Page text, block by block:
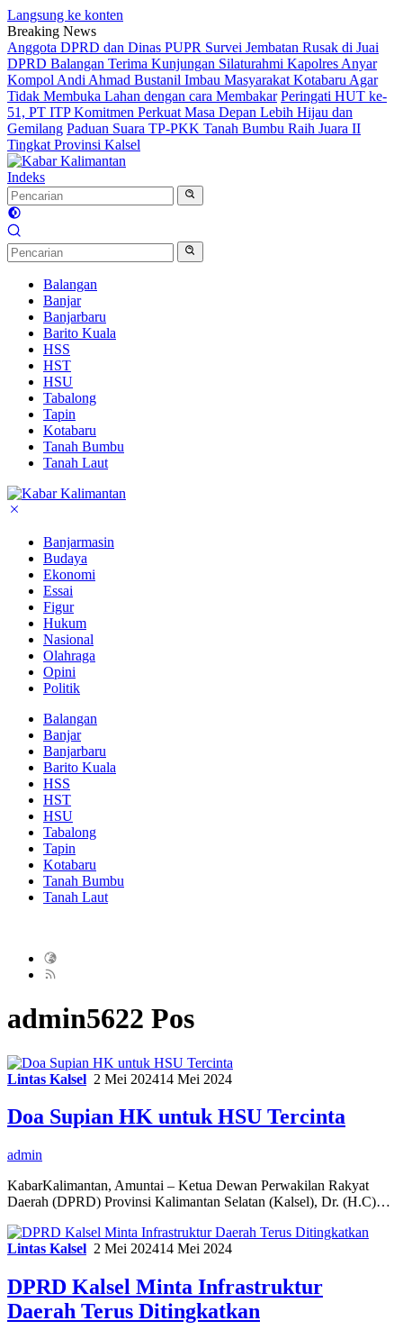
Langsung ke konten
Breaking News
Anggota DPRD dan Dinas PUPR Survei Jembatan Rusak di Juai
DPRD Balangan Terima Kunjungan Silaturahmi Kapolres Anyar
Kompol Andi Ahmad Bustanil Imbau Masyarakat Kotabaru Agar
Tidak Membuka Lahan dengan cara Membakar Peringati HUT ke-
51, PT ITP Komitmen Perkuat Masa Depan Lebih Hijau dan
Gemilang Paduan Suara TP-PKK Tanah Bumbu Raih Juara II
Tingkat Provinsi Kalsel
Indeks
Balangan
Banjar
Banjarbaru
Barito Kuala
HSS
HST
HSU
Tabalong
Tapin
Kotabaru
Tanah Bumbu
Tanah Laut
Banjarmasin
Budaya
Ekonomi
Essai
Figur
Hukum
Nasional
Olahraga
Opini
Politik
Balangan
Banjar
Banjarbaru
Barito Kuala
HSS
HST
HSU
Tabalong
Tapin
Kotabaru
Tanah Bumbu
Tanah Laut
admin5622 Pos
Lintas Kalsel 2 Mei 202414 Mei 2024
Doa Supian HK untuk HSU Tercinta
admin
KabarKalimantan, Amuntai – Ketua Dewan Perwakilan Rakyat
Daerah (DPRD) Provinsi Kalimantan Selatan (Kalsel), Dr. (H.C)…
Lintas Kalsel 2 Mei 202414 Mei 2024
DPRD Kalsel Minta Infrastruktur
Daerah Terus Ditingkatkan